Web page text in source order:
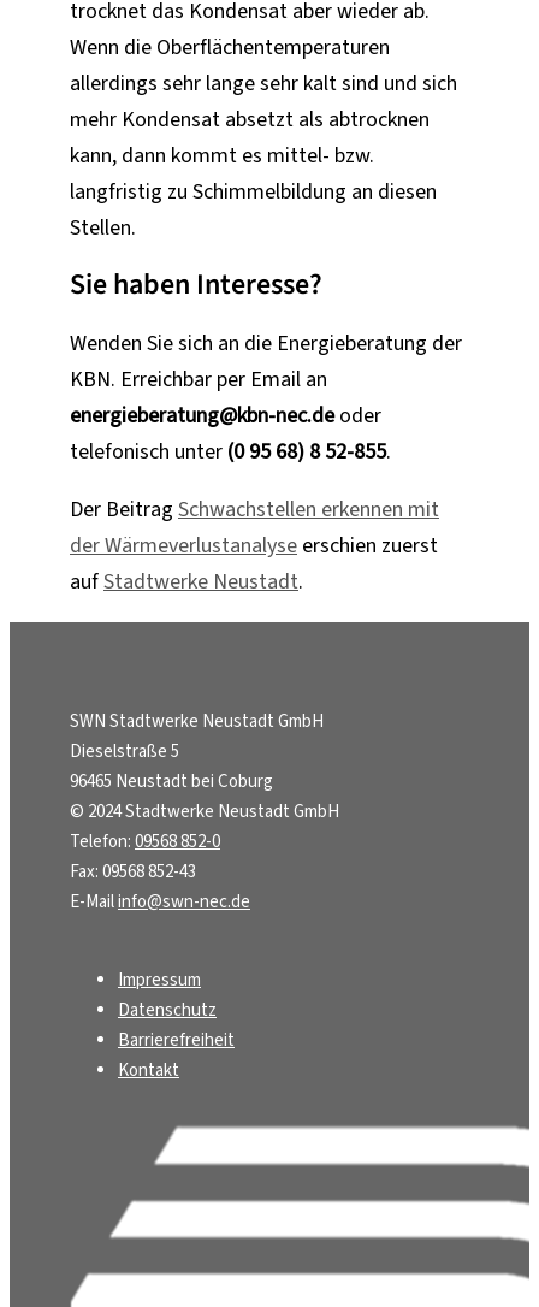
trocknet das Kondensat aber wieder ab.
Wenn die Oberflächentemperaturen
allerdings sehr lange sehr kalt sind und sich
mehr Kondensat absetzt als abtrocknen
kann, dann kommt es mittel- bzw.
langfristig zu Schimmelbildung an diesen
Stellen.
Sie haben Interesse?
Wenden Sie sich an die Energieberatung der
KBN. Erreichbar per Email an
energieberatung@kbn-nec.deoder
telefonisch unter (0 95 68) 8 52-855.
Der Beitrag Schwachstellen erkennen mit
der Wärmeverlustanalyse erschien zuerst
aufStadtwerke Neustadt.
SWN Stadtwerke Neustadt GmbH
Dieselstraße 5
96465 Neustadt bei Coburg
© 2024 Stadtwerke Neustadt GmbH
Telefon:09568 852-0
Fax: 09568 852-43
E-Mailinfo@swn-nec.de
Impressum
Datenschutz
Barrierefreiheit
Kontakt